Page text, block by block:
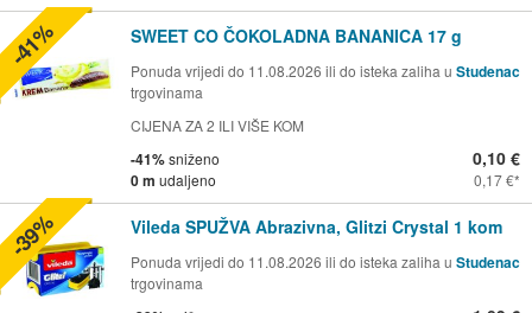
SWEET CO ČOKOLADNA BANANICA 17 g
Ponuda vrijedi do 11.08.2026 ili do isteka zaliha u Studenac
trgovinama
CIJENA ZA 2 ILI VIŠE KOM
-41%sniženo
0 m udaljeno
0,10 €
0,17 €
-41%
Vileda SPUŽVA Abrazivna, Glitzi Crystal 1 kom
Ponuda vrijedi do 11.08.2026 ili do isteka zaliha u Studenac
trgovinama
-39%